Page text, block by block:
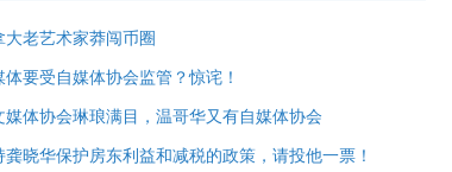
大老艺术家莽闯币圈
体要受自媒体协会监管？惊诧！
媒体协会琳琅满目，温哥华又有自媒体协会
龚晓华保护房东利益和减税的政策，请投他一票！